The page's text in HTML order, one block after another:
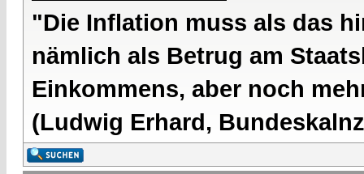
"Die Inflation muss als das
nämlich als Betrug am
Einkommens, aber noch
(Ludwig Erhard,